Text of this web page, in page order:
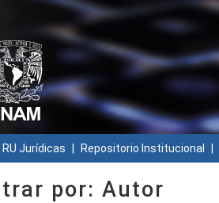
RU Jurídicas Repositorio Institucional
por: Autor